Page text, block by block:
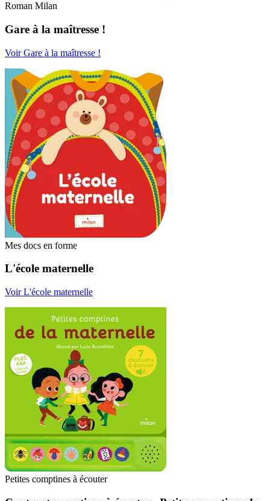
Roman Milan
Gare à la maîtresse !
Voir Gare à la maîtresse !
Mes docs en forme
L'école maternelle
Voir L'école maternelle
Petites comptines à écouter